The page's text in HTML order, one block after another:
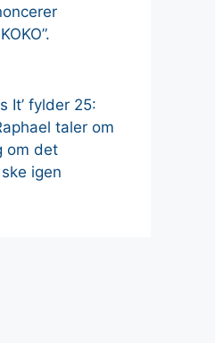
It’ fylder 25:
taler om
om det
igen